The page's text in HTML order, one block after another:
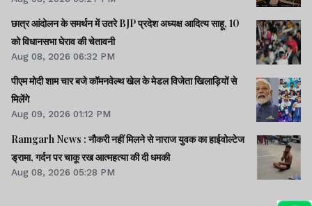
छात्र आंदोलन के समर्थन में उतरे BJP प्रदेश अध्यक्ष आदित्य साहू, 10
को विधानसभा घेराव की चेतावनी
Aug 08, 2026 06:32 PM
पीएम मोदी शाम चार बजे कॉमनवेल्थ खेल के मेडल विजेता खिलाड़ियों से
मिलेंगे
Aug 09, 2026 01:12 PM
Ramgarh News : नौकरी नहीं मिलने से नाराज युवक का हाईवोल्टेज
ड्रामा, गर्दन पर चाकू रख आत्महत्या की दी धमकी
Aug 08, 2026 05:28 PM